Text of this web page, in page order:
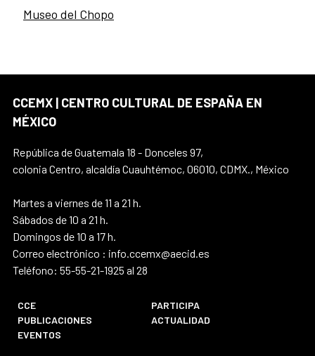
Museo del Chopo
CCEMX | CENTRO CULTURAL DE ESPAÑA EN
MÉXICO
República de Guatemala 18 - Donceles 97,
colonia Centro, alcaldía Cuauhtémoc, 06010, CDMX., México
Martes a viernes de 11 a 21 h.
Sábados de 10 a 21 h.
Domingos de 10 a 17 h.
Correo electrónico : info.ccemx@aecid.es
Teléfono: 55-55-21-1925 al 28
CCE
PARTICIPA
PUBLICACIONES
ACTUALIDAD
EVENTOS